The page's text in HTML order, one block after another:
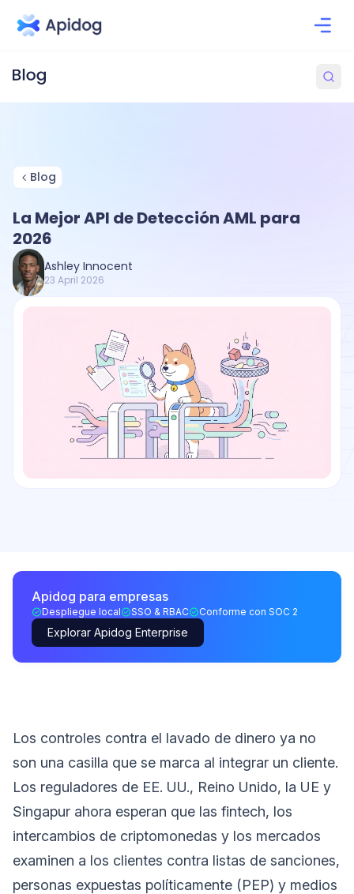
Blog
La Mejor API de Detección AML para
2026
Ashley Innocent
23 April 2026
Apidog para empresas
Despliegue local SSO & RBAC Conforme con SOC 2
Explorar Apidog Enterprise
Los controles contra el lavado de dinero ya no
son una casilla que se marca al integrar un cliente.
Los reguladores de EE. UU., Reino Unido, la UE y
Singapur ahora esperan que las fintech, los
intercambios de criptomonedas y los mercados
examinen a los clientes contra listas de sanciones,
personas expuestas políticamente (PEP) y medios